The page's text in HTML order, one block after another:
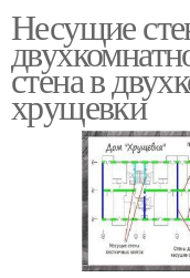
Несущие
стена в
хрущевки